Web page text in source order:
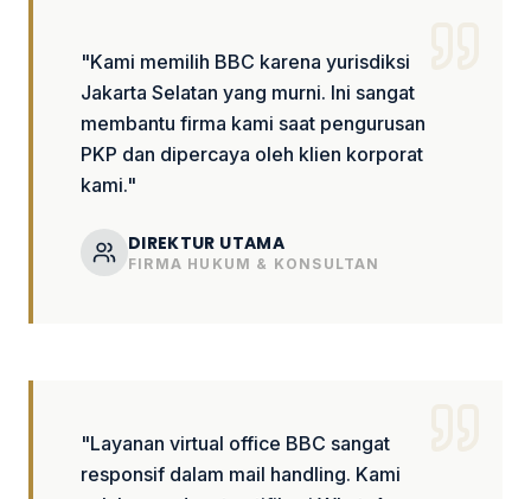
"Kami memilih BBC karena yurisdiksi
Jakarta Selatan yang murni. Ini sangat
membantu firma kami saat pengurusan
PKP dan dipercaya oleh klien korporat
kami."
DIREKTUR UTAMA
FIRMA HUKUM & KONSULTAN
"Layanan virtual office BBC sangat
responsif dalam mail handling. Kami